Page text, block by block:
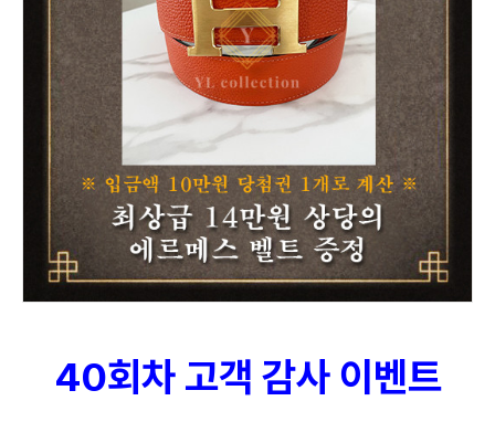
40회차 고객 감사 이벤트